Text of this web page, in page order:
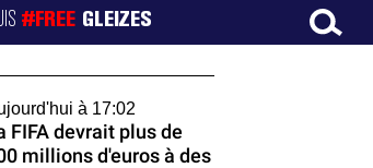
#FREE GLEIZES
à 17:02
FIFA devrait plus de
millions d'euros à des